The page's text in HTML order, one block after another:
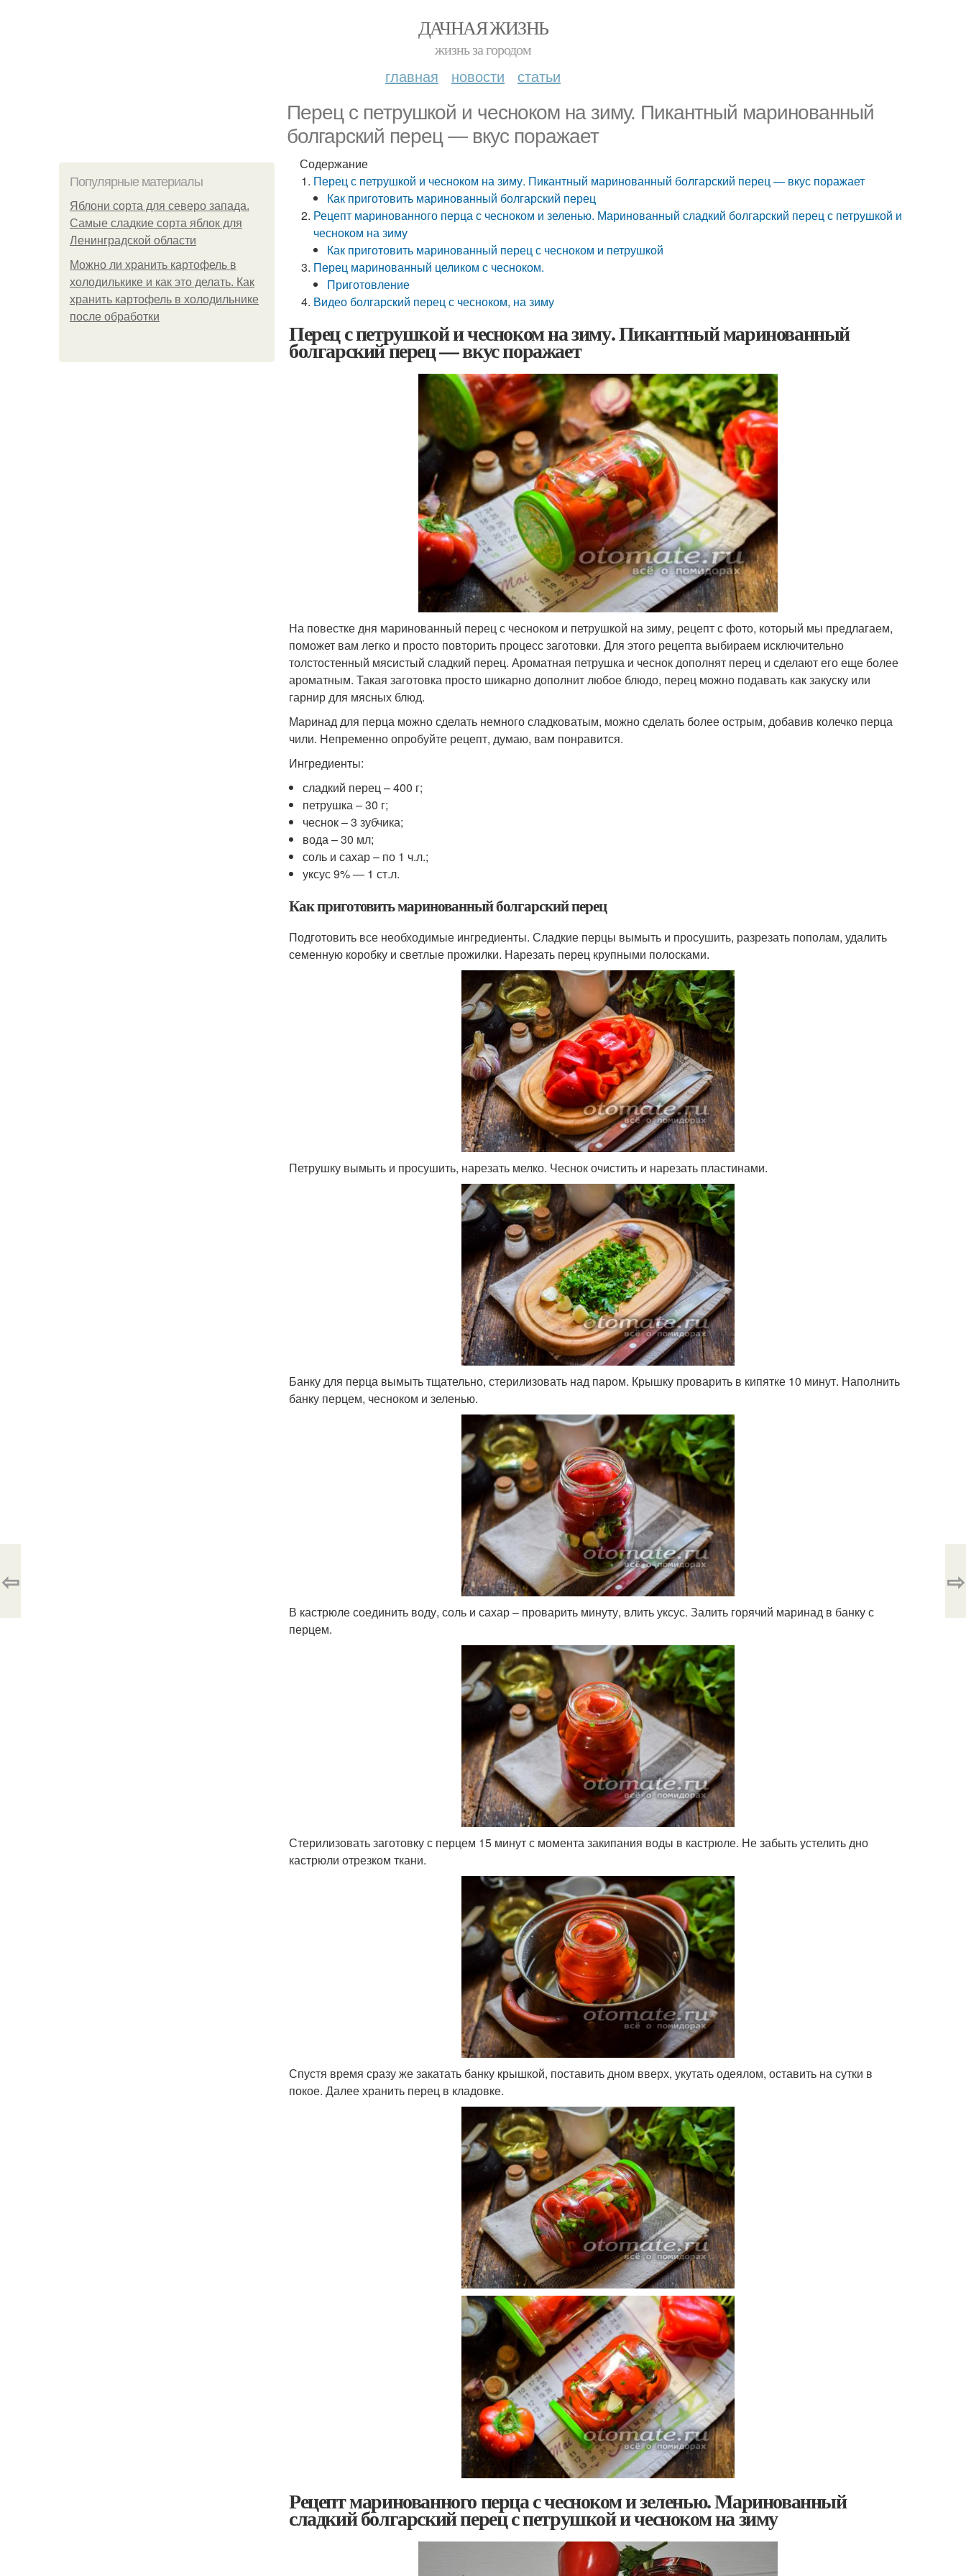
ДАЧНАЯ ЖИЗНЬ
жизнь за городом
главная новости статьи
Перец с петрушкой и чесноком на зиму. Пикантный маринованный
болгарский перец — вкус поражает
Популярные материалы
Яблони сорта для северо запада.
Самые сладкие сорта яблок для
Ленинградской области
Можно ли хранить картофель в
холодилькике и как это делать. Как
хранить картофель в холодильнике
после обработки
Содержание
Перец с петрушкой и чесноком на зиму. Пикантный маринованный болгарский перец — вкус поражает
Как приготовить маринованный болгарский перец
Рецепт маринованного перца с чесноком и зеленью. Маринованный сладкий болгарский перец с петрушкой и
чесноком на зиму
Как приготовить маринованный перец с чесноком и петрушкой
Перец маринованный целиком с чесноком.
Приготовление
Видео болгарский перец с чесноком, на зиму
Перец с петрушкой и чесноком на зиму. Пикантный маринованный
болгарский перец — вкус поражает
На повестке дня маринованный перец с чесноком и петрушкой на зиму, рецепт с фото, который мы предлагаем,
поможет вам легко и просто повторить процесс заготовки. Для этого рецепта выбираем исключительно
толстостенный мясистый сладкий перец. Ароматная петрушка и чеснок дополнят перец и сделают его еще более
ароматным. Такая заготовка просто шикарно дополнит любое блюдо, перец можно подавать как закуску или
гарнир для мясных блюд.
Маринад для перца можно сделать немного сладковатым, можно сделать более острым, добавив колечко перца
чили. Непременно опробуйте рецепт, думаю, вам понравится.
Ингредиенты:
сладкий перец – 400 г;
петрушка – 30 г;
чеснок – 3 зубчика;
вода – 30 мл;
соль и сахар – по 1 ч.л.;
уксус 9% — 1 ст.л.
Как приготовить маринованный болгарский перец
Подготовить все необходимые ингредиенты. Сладкие перцы вымыть и просушить, разрезать пополам, удалить
семенную коробку и светлые прожилки. Нарезать перец крупными полосками.
Петрушку вымыть и просушить, нарезать мелко. Чеснок очистить и нарезать пластинами.
Банку для перца вымыть тщательно, стерилизовать над паром. Крышку проварить в кипятке 10 минут. Наполнить
банку перцем, чесноком и зеленью.
В кастрюле соединить воду, соль и сахар – проварить минуту, влить уксус. Залить горячий маринад в банку с
перцем.
Стерилизовать заготовку с перцем 15 минут с момента закипания воды в кастрюле. Не забыть устелить дно
кастрюли отрезком ткани.
Спустя время сразу же закатать банку крышкой, поставить дном вверх, укутать одеялом, оставить на сутки в
покое. Далее хранить перец в кладовке.
Рецепт маринованного перца с чесноком и зеленью. Маринованный
сладкий болгарский перец с петрушкой и чесноком на зиму
⇦ ⇨